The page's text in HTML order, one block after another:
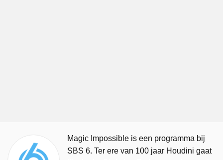
Magic Impossible is een programma bij
SBS 6. Ter ere van 100 jaar Houdini gaat